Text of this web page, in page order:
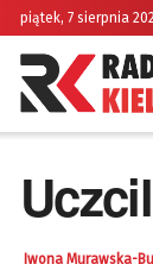
piątek, 7 sierpnia
Iwona Murawska-